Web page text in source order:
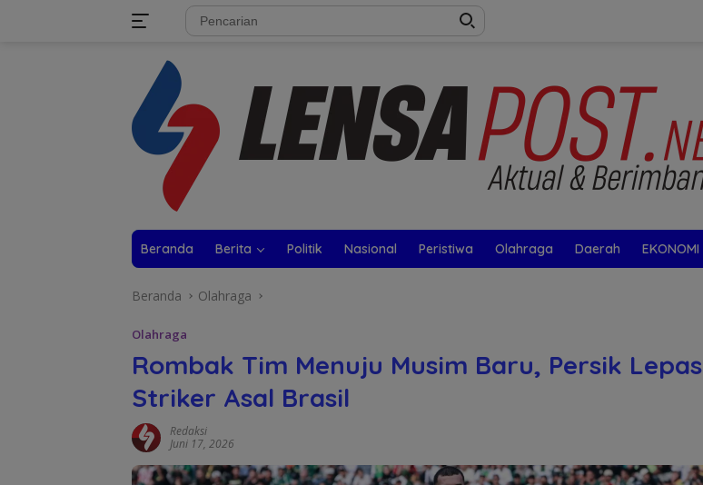
Beranda Berita Politik Nasional Peristiwa Olahraga Daerah EKONOMI
Beranda Olahraga
Olahraga
Rombak Tim Menuju Musim Baru, Persik Lepas
Striker Asal Brasil
Redaksi
Juni 17, 2026